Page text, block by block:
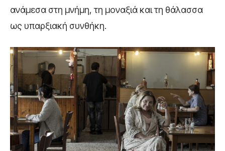
ανάμεσα στη μνήμη, τη μοναξιά και τη θάλασσα
ως υπαρξιακή συνθήκη.